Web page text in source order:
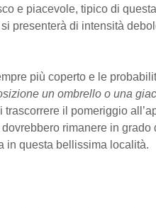
e piacevole, tipico di questa
presenterà di intensità
più coperto e le
un ombrello o una
il pomeriggio
rimanere in grado
in questa bellissima località.